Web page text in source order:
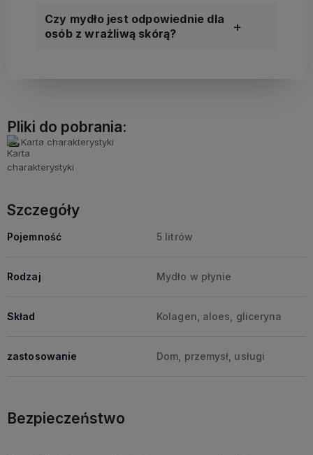
Czy mydło jest odpowiednie dla
osób z wrażliwą skórą?
Pliki do pobrania:
Karta charakterystyki
Szczegóły
Pojemność 5 litrów
Rodzaj Mydło w płynie
Skład Kolagen, aloes, gliceryna
zastosowanie Dom, przemysł, usługi
Bezpieczeństwo